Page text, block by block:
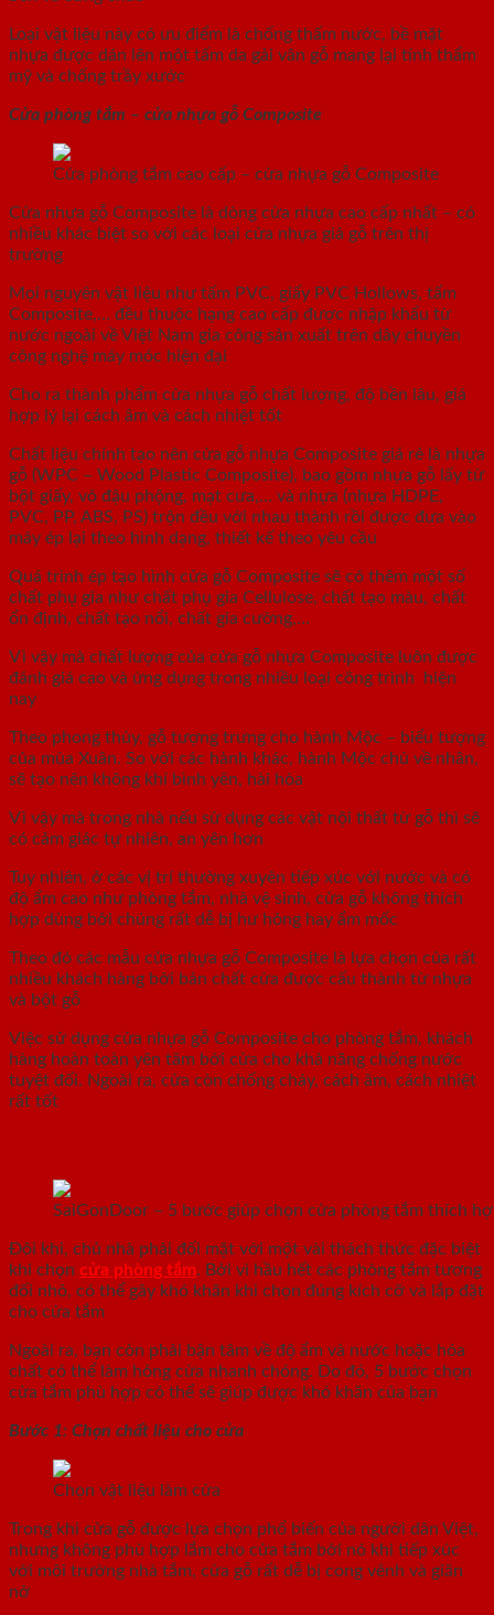
Loại vật liệu này có ưu điểm là chống thấm nước, bề mặt
nhựa được dán lên một tấm da gải vân gỗ mang lại tính thẩm
mỹ và chống trầy xước
Cửa phòng tắm – cửa nhựa gỗ Composite
Cửa phòng tắm cao cấp – cửa nhựa gỗ Composite
Cửa nhựa gỗ Composite là dòng cửa nhựa cao cấp nhất – có
nhiều khác biệt so với các loại cửa nhựa giả gỗ trên thị
trường
Mọi nguyên vật liệu như tấm PVC, giấy PVC Hollows, tấm
Composite,… đều thuộc hạng cao cấp được nhập khẩu từ
nước ngoài về Việt Nam gia công sản xuất trên dây chuyền
công nghệ máy móc hiện đại
Cho ra thành phẩm cửa nhựa gỗ chất lượng, độ bền lâu, giá
hợp lý lại cách âm và cách nhiệt tốt
Chất liệu chính tạo nên cửa gỗ nhựa Composite giá rẻ là nhựa
gỗ (WPC – Wood Plastic Composite), bao gồm nhựa gỗ lấy từ
bột giấy, vỏ đậu phộng, mạt cưa,… và nhựa (nhựa HDPE,
PVC, PP, ABS, PS) trộn đều với nhau thành rồi được đưa vào
máy ép lại theo hình dạng, thiết kế theo yêu cầu
Quá trình ép tạo hình cửa gỗ Composite sẽ có thêm một số
chất phụ gia như chất phụ gia Cellulose, chất tạo màu, chất
ổn định, chất tạo nổi, chất gia cường,…
Vì vậy mà chất lượng của cửa gỗ nhựa Composite luôn được
đánh giá cao và ứng dụng trong nhiều loại công trình hiện
nay
Theo phong thủy, gỗ tượng trưng cho hành Mộc – biểu tượng
của mùa Xuân. So với các hành khác, hành Mộc chủ về nhân,
sẽ tạo nên không khí bình yên, hài hòa
Vì vậy mà trong nhà nếu sử dụng các vật nội thất từ gỗ thì sẽ
có cảm giác tự nhiên, an yên hơn
Tuy nhiên, ở các vị trí thường xuyên tiếp xúc với nước và có
độ ẩm cao như phòng tắm, nhà vệ sinh, cửa gỗ không thích
hợp dùng bởi chúng rất dễ bị hư hỏng hay ẩm mốc
Theo đó các mẫu cửa nhựa gỗ Composite là lựa chọn của rất
nhiều khách hàng bởi bản chất cửa được cấu thành từ nhựa
và bột gỗ
Việc sử dụng cửa nhựa gỗ Composite cho phòng tắm, khách
hàng hoàn toàn yên tâm bởi cửa cho khả năng chống nước
tuyệt đối. Ngoài ra, cửa còn chống cháy, cách âm, cách nhiệt
rất tốt
SaiGonDoor – 5 bước giúp chọn cửa phòng tắm thích
Đôi khi, chủ nhà phải đối mặt với một vài thách thức đặc biệt
khi chọn cửa phòng tắm. Bởi vì hầu hết các phòng tắm tương
đối nhỏ, có thể gây khó khăn khi chọn đúng kích cỡ và lắp đặt
cho cửa tắm
Ngoài ra, bạn còn phải bận tâm về độ ẩm và nước hoặc hóa
chất có thể làm hỏng cửa nhanh chóng. Do đó, 5 bước chọn
cửa tắm phù hợp có thể sẽ giúp được khó khăn của bạn
Bước 1: Chọn chất liệu cho cửa
Chọn vật liệu làm cửa
Trong khi cửa gỗ được lựa chọn phổ biến của người dân Việt,
nhưng không phù hợp lắm cho cửa tắm bởi nó khi tiếp xúc
với môi trường nhà tắm, cửa gỗ rất dễ bị cong vênh và giãn
nở